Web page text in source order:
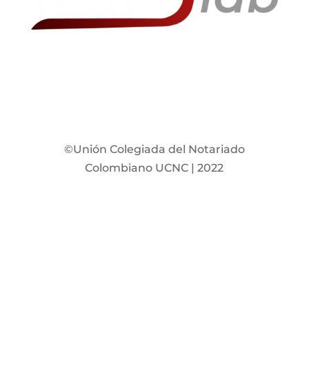
©Unión Colegiada del Notariado
Colombiano UCNC | 2022